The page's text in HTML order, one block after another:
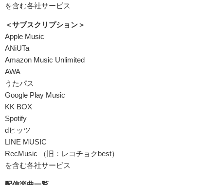
を含む各社サービス
＜サブスクリプション＞
Apple Music
ANiUTa
Amazon Music Unlimited
AWA
うたパス
Google Play Music
KK BOX
Spotify
dヒッツ
LINE MUSIC
RecMusic （旧：レコチョクbest）
を含む各社サービス